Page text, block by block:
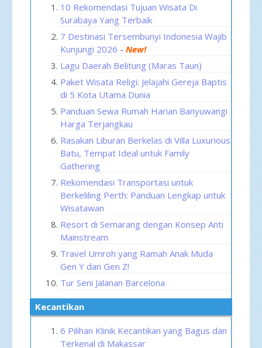
10 Rekomendasi Tujuan Wisata Di
Surabaya Yang Terbaik
7 Destinasi Tersembunyi Indonesia Wajib
Kunjungi 2026 - New!
Lagu Daerah Belitung (Maras Taun)
Paket Wisata Religi: Jelajahi Gereja Baptis
di 5 Kota Utama Dunia
Panduan Sewa Rumah Harian Banyuwangi
Harga Terjangkau
Rasakan Liburan Berkelas di Villa Luxurious
Batu, Tempat Ideal untuk Family
Gathering
Rekomendasi Transportasi untuk
Berkeliling Perth: Panduan Lengkap untuk
Wisatawan
Resort di Semarang dengan Konsep Anti
Mainstream
Travel Umroh yang Ramah Anak Muda
Gen Y dan Gen Z!
Tur Seni Jalanan Barcelona
Kecantikan
6 Pilihan Klinik Kecantikan yang Bagus dan
Terkenal di Makassar